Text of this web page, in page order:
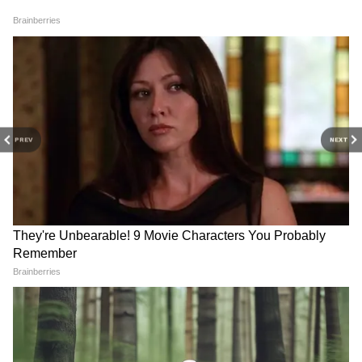
PREV NEXT
২. কী কী দেখবেন? মিস করবেন না:
জিপ সাফারি: কোদালবস্তি রেঞ্জ থেকে সকাল ৬টা
ও বিকেল ৩টে। ২ ঘণ্টা। মেন্দাবাড়ি ওয়াচ টাওয়ার,
কদমতলা ওয়াচ টাওয়ার কভার করে। কপাল
ভালো থাকলে রাইনো, লেপার্ড। হাতি ৯০% শিওর।
ভাড়া ₹2500-₹3000 প্রতি জিপ, ৬ জন।
নল রাজার গড়: ৫০০ বছরের পুরনো কুচ রাজার
দুর্গের ধ্বংসাবশেষ। জঙ্গলের মাঝে ভাঙা ইট, সুড়ঙ্গ।
গাইড বলে, এখানেই নাকি গুপ্তধন লুকানো। গা
তোর্সা রিভারবেড: সাফারি শেষে তোর্সার চরে
রাখতে এই ৭টি কাজ আপনাকে
বিট নুন নাকি সাধারণ লবণ,
কোনটা শরীরের জন্য ভালো?
ডায়েটিশিয়ান কী বলছেন জানুন